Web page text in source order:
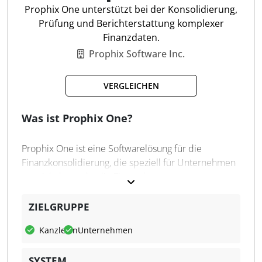
Zwischengewinn-Eliminierung
Automatisierter Datenimport
Integrierte Cashflow-Rechnung
Buchung latenter Steuern
Abbildung Konzernstruktur
Excel- und Web-Frontend
Prophix One unterstützt bei der Konsolidierung,
Prüfung und Berichterstattung komplexer
Finanzdaten.
Prophix Software Inc.
VERGLEICHEN
Was ist Prophix One?
Prophix One ist eine Softwarelösung für die
Finanzkonsolidierung, die speziell für Unternehmen
zusammenführen müssen. Die Anwendung
Finanzberichterstattung wie Währungsumrechnung,
ZIELGRUPPE
KanzleienUnternehmen